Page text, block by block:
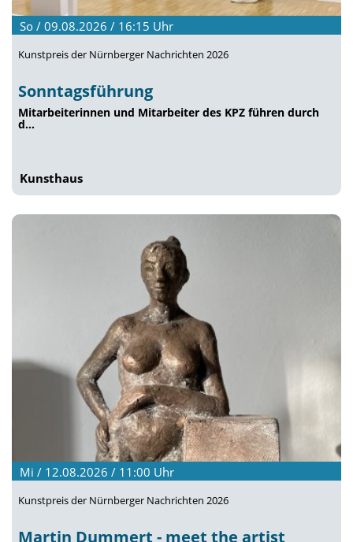
So / 09.08.2026 / 16:15 Uhr
Kunstpreis der Nürnberger Nachrichten 2026
Sonntagsführung
Mitarbeiterinnen und Mitarbeiter des KPZ führen durch
d…
Kunsthaus
Mi / 12.08.2026 / 11:00 Uhr
Kunstpreis der Nürnberger Nachrichten 2026
Martin Dummert - meet the artist